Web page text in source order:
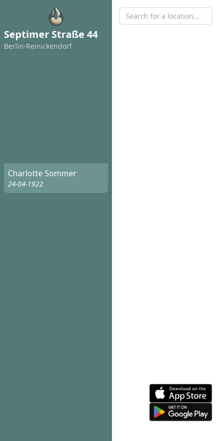
Septimer Straße 44
Berlin-Reinickendorf
Charlotte Sommer
24-04-1922